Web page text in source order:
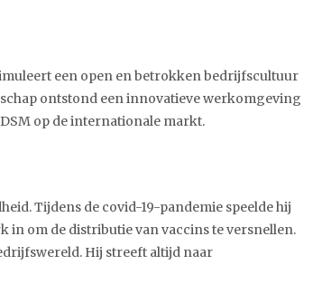
een open en betrokken bedrijfscultuur
ontstond een innovatieve werkomgeving
op de internationale markt.
Tijdens de covid-19-pandemie speelde hij
in om de distributie van vaccins te versnellen.
Hij streeft altijd naar